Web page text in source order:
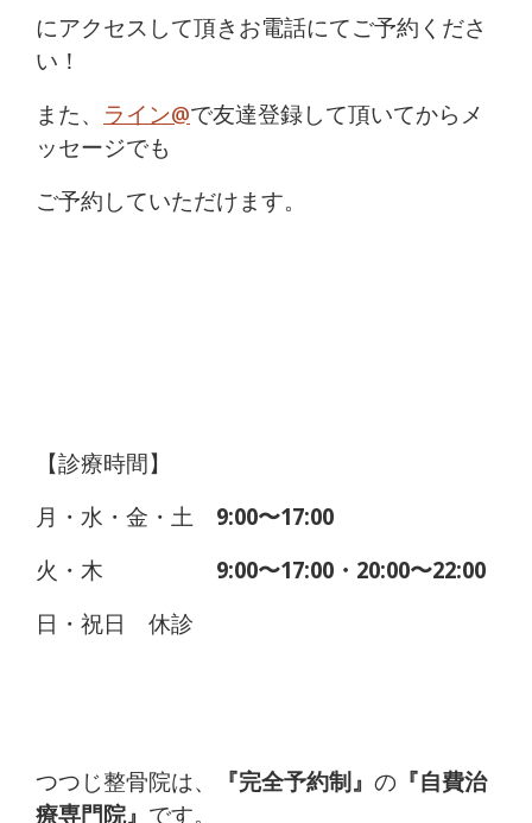
にアクセスして頂きお電話にてご予約くださ
い！
また、 ライン@で友達登録して頂いてからメ
ッセージでも
ご予約していただけます。
【診療時間】
月・水・金・土 9:00〜17:00
火・木 9:00〜17:00・20:00〜22:00
日・祝日 休診
つつじ整骨院は、 『完全予約制』 の 『自費治
療専門院』 です。